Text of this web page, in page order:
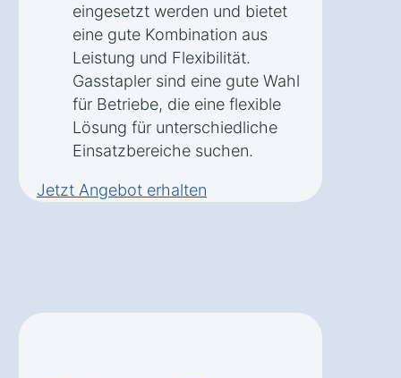
eingesetzt werden und bietet
eine gute Kombination aus
Leistung und Flexibilität.
Gasstapler sind eine gute Wahl
für Betriebe, die eine flexible
Lösung für unterschiedliche
Einsatzbereiche suchen.
Jetzt Angebot erhalten